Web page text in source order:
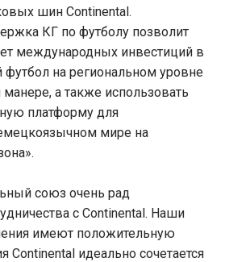
шин Continental.
КГ по футболу позволит
международных инвестиций в
на региональном уровне
а также использовать
платформу для
мире на
союз очень рад
с Continental. Наши
имеют положительную
Continental идеально сочетается